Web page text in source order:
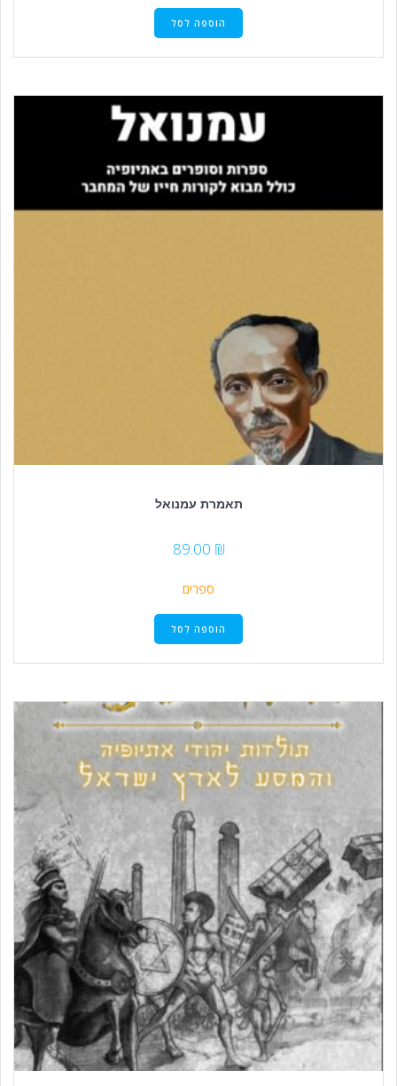
הוספה לסל
תאמרת עמנואל
89.00
ספרים
הוספה לסל